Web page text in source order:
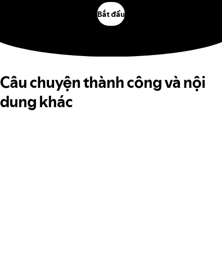
Bắt đầu
Câu chuyện thành công và nội
dung khác